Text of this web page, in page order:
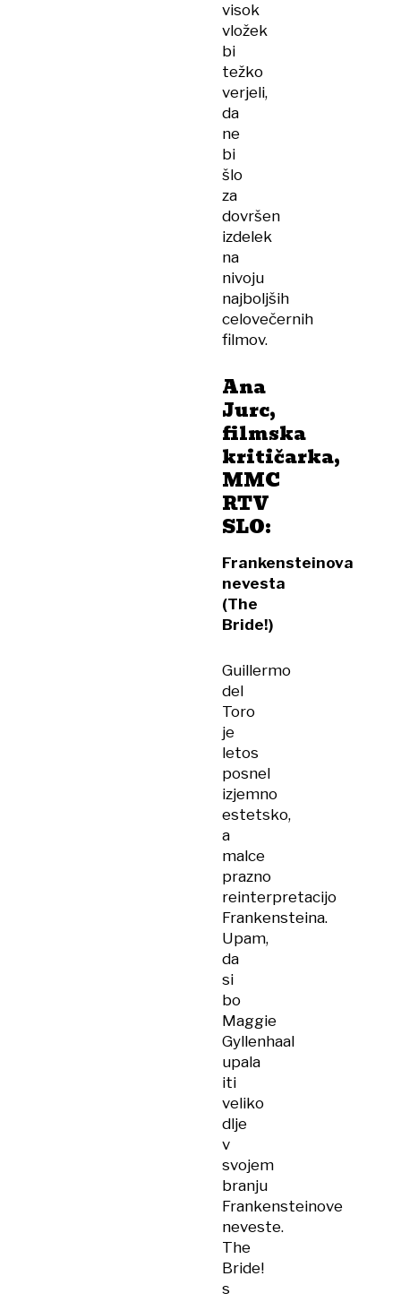
visok
vložek
bi
težko
verjeli,
da
ne
bi
šlo
za
dovršen
izdelek
na
nivoju
najboljših
celovečernih
filmov.
Ana
Jurc,
filmska
kritičarka,
MMC
RTV
SLO:
Frankensteinova
nevesta
(The
Bride!)
Guillermo
del
Toro
je
letos
posnel
izjemno
estetsko,
a
malce
prazno
reinterpretacijo
Frankensteina.
Upam,
da
si
bo
Maggie
Gyllenhaal
upala
iti
veliko
dlje
v
svojem
branju
Frankensteinove
neveste.
The
Bride!
s